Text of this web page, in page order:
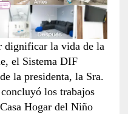
dignificar la vida de la
el Sistema DIF
la presidenta, la Sra.
los trabajos
Hogar del Niño